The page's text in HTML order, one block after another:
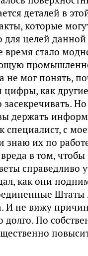
деталей в
которые
для целей
время стало
не мог понять,
цифры, как
Но
держать
специалист, с
знаю их по
в том,
справедливо
как они
Штаты
не вижу
долго. По